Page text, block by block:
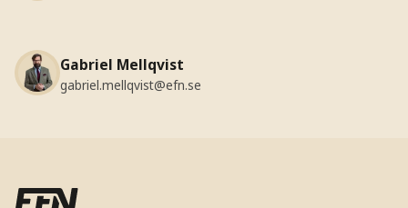
Gabriel Mellqvist
gabriel.mellqvist@efn.se